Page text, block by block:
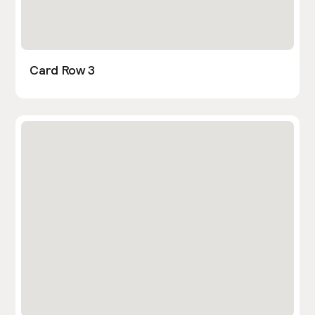
Card Row 3